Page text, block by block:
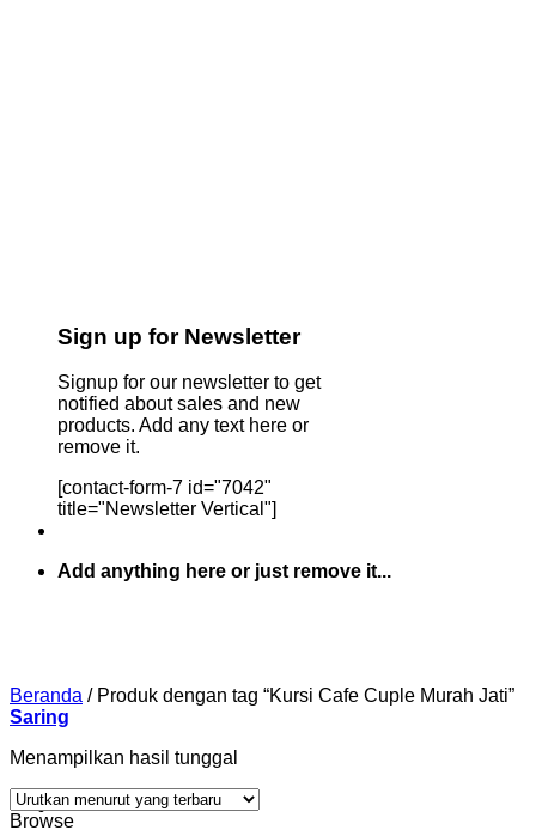
Sign up for Newsletter
Signup for our newsletter to get
notified about sales and new
products. Add any text here or
remove it.
[contact-form-7 id="7042"
title="Newsletter Vertical"]
Add anything here or just remove it...
Beranda /Produk dengan tag “Kursi Cafe Cuple Murah Jati”
Saring
Menampilkan hasil tunggal
Browse